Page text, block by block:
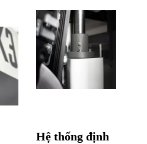
Hệ thống định